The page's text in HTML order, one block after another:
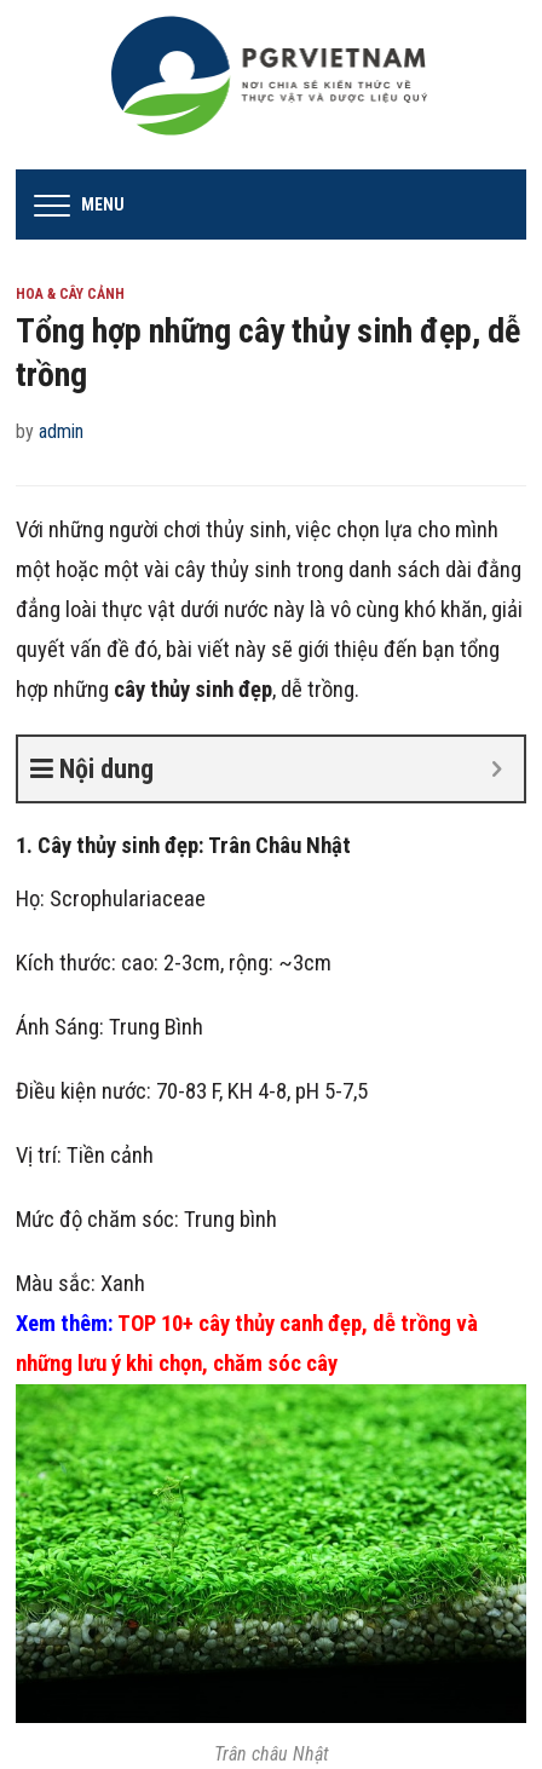
MENU
HOA & CÂY CẢNH
Tổng hợp những cây thủy sinh đẹp, dễ
trồng
byadmin
Với những người chơi thủy sinh, việc chọn lựa cho mình
một hoặc một vài cây thủy sinh trong danh sách dài đằng
đẳng loài thực vật dưới nước này là vô cùng khó khăn, giải
quyết vấn đề đó, bài viết này sẽ giới thiệu đến bạn tổng
hợp những cây thủy sinh đẹp, dễ trồng.
Nội dung
1. Cây thủy sinh đẹp: Trân Châu Nhật
Họ: Scrophulariaceae
Kích thước: cao: 2-3cm, rộng: ~3cm
Ánh Sáng: Trung Bình
Điều kiện nước: 70-83 F, KH 4-8, pH 5-7,5
Vị trí: Tiền cảnh
Mức độ chăm sóc: Trung bình
Màu sắc: Xanh
Xem thêm: TOP 10+ cây thủy canh đẹp, dễ trồng và
những lưu ý khi chọn, chăm sóc cây
Trân châu Nhật